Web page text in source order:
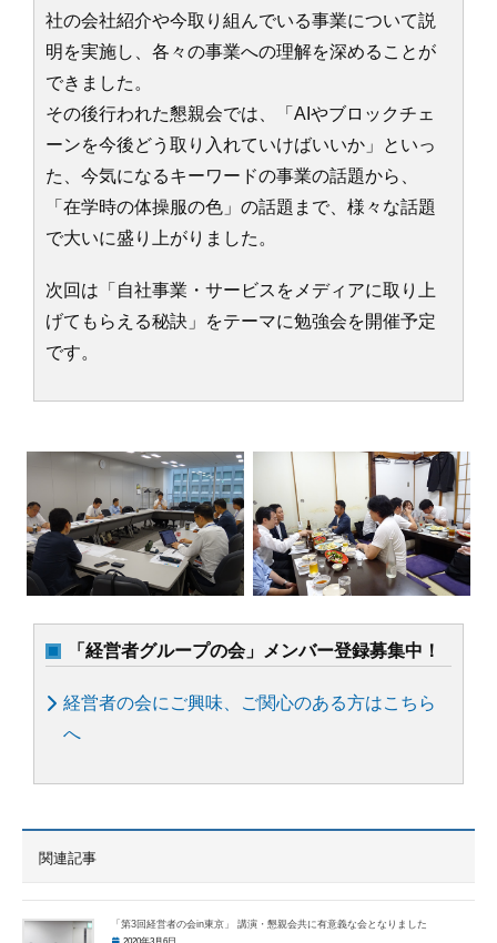
社の会社紹介や今取り組んでいる事業について説
明を実施し、各々の事業への理解を深めることが
できました。
その後行われた懇親会では、「AIやブロックチェ
ーンを今後どう取り入れていけばいいか」といっ
た、今気になるキーワードの事業の話題から、
「在学時の体操服の色」の話題まで、様々な話題
で大いに盛り上がりました。
次回は「自社事業・サービスをメディアに取り上
げてもらえる秘訣」をテーマに勉強会を開催予定
です。
「経営者グループの会」メンバー登録募集中！
経営者の会にご興味、ご関心のある方はこちら
へ
関連記事
「第3回経営者の会in東京」 講演・懇親会共に有意義な会となりました